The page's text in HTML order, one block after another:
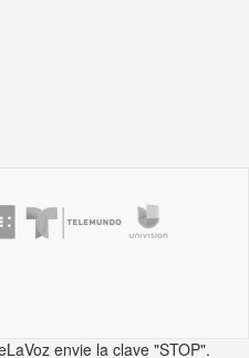
envie la clave "STOP".